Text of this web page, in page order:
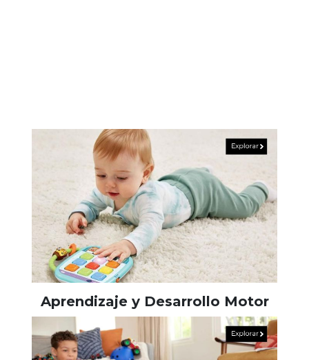
Aprendizaje y Desarrollo Motor